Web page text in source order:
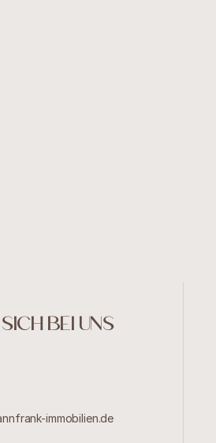
BEI UNS
immobilien.de
Created by Art4web